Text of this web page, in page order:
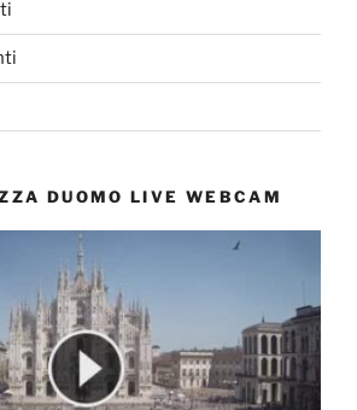
DUOMO LIVE WEBCAM